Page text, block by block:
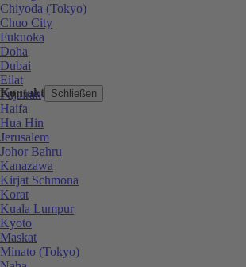
Kontakt Schließen
Chiyoda (Tokyo)
Chuo City
Fukuoka
Doha
Dubai
Eilat
Fujairah
Haifa
Hua Hin
Jerusalem
Johor Bahru
Kanazawa
Kirjat Schmona
Korat
Kuala Lumpur
Kyoto
Maskat
Minato (Tokyo)